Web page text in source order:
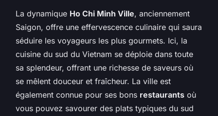
La dynamique Ho Chi Minh Ville, anciennement
Saigon, offre une effervescence culinaire qui saura
séduire les voyageurs les plus gourmets. Ici, la
cuisine du sud du Vietnam se déploie dans toute
sa splendeur, offrant une richesse de saveurs où
se mêlent douceur et fraîcheur. La ville est
également connue pour ses bons restaurants où
vous pouvez savourer des plats typiques du sud